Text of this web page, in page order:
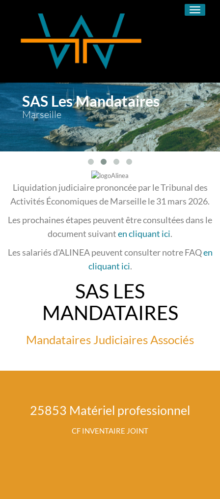
Toggle
SAS Les Mandataires
Marseille
Liquidation judiciaire prononcée par le Tribunal des
Activités Économiques de Marseille le 31 mars 2026.
Les prochaines étapes peuvent être consultées dans le
document suivanten cliquant ici.
Les salariés d'ALINEA peuvent consulter notre FAQen
cliquant ici.
SAS LES
MANDATAIRES
Mandataires Judiciaires Associés
25853 Matériel professionnel
CF INVENTAIRE JOINT